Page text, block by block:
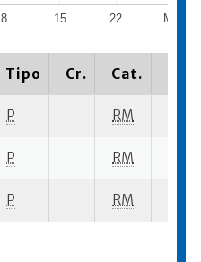
May
8 15 22
Tipo Cr. Cat.
P RM
P RM
P RM